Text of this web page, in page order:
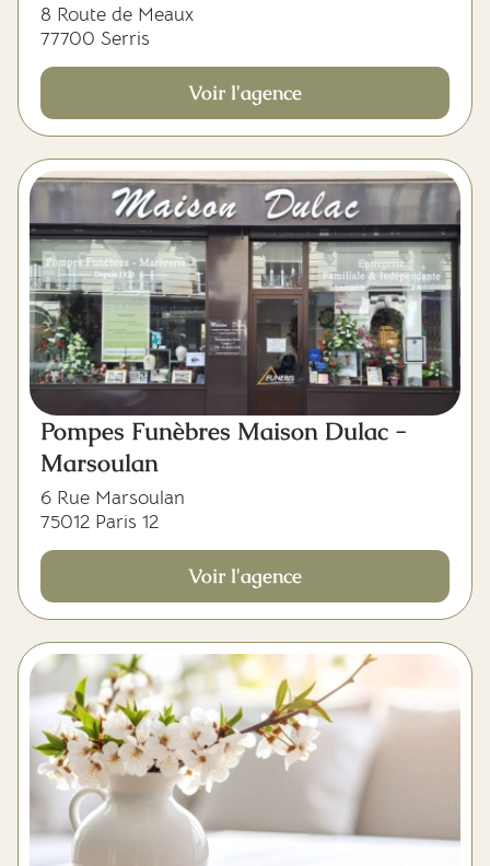
8 Route de Meaux
77700 Serris
Voir l'agence
Pompes Funèbres Maison Dulac -
Marsoulan
6 Rue Marsoulan
75012 Paris 12
Voir l'agence